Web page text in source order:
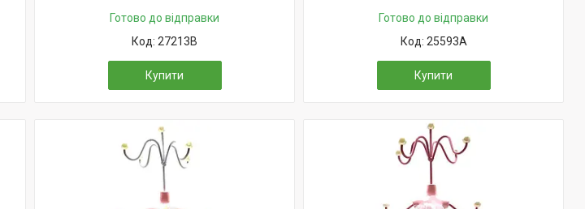
Готово до відправки
27213B
Купити
Готово до відправки
25593A
Купити